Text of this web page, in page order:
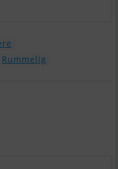
Rummelig